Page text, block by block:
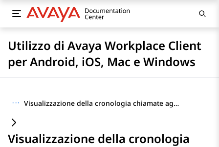
Utilizzo di Avaya Workplace Client
per Android, iOS, Mac e Windows
··· Visualizzazione della cronologia chiamate agente sui client mobili
Visualizzazione della cronologia